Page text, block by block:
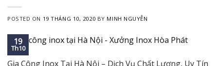
POSTED ON 19 THÁNG 10, 2020 BY MINH NGUYỄN
19
Th10
Gia Công Inox Tại Hà Nội – Dịch Vụ Chất Lượng, Uy Tín